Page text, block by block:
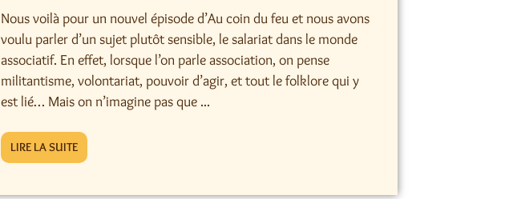
Nous voilà pour un nouvel épisode d’Au coin du feu et nous avons
voulu parler d’un sujet plutôt sensible, le salariat dans le monde
associatif. En effet, lorsque l’on parle association, on pense
militantisme, volontariat, pouvoir d’agir, et tout le folklore qui y
est lié… Mais on n’imagine pas que ...
LIRE LA SUITE